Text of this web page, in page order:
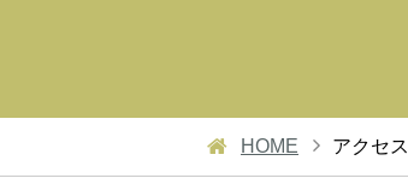
HOME アクセス